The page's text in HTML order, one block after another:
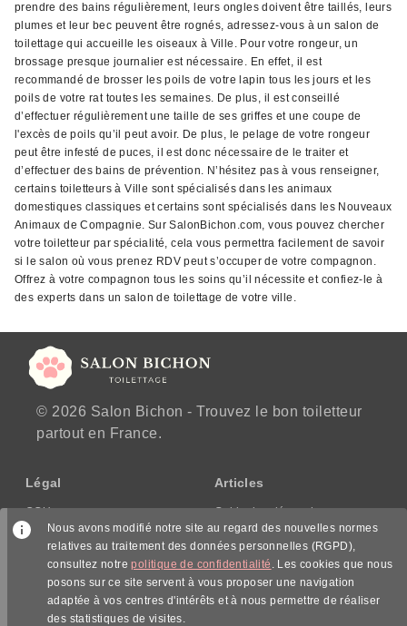
prendre des bains régulièrement, leurs ongles doivent être taillés, leurs
plumes et leur bec peuvent être rognés, adressez-vous à un salon de
toilettage qui accueille les oiseaux à Ville. Pour votre rongeur, un
brossage presque journalier est nécessaire. En effet, il est
recommandé de brosser les poils de votre lapin tous les jours et les
poils de votre rat toutes les semaines. De plus, il est conseillé
d’effectuer régulièrement une taille de ses griffes et une coupe de
l'excès de poils qu’il peut avoir. De plus, le pelage de votre rongeur
peut être infesté de puces, il est donc nécessaire de le traiter et
d’effectuer des bains de prévention. N’hésitez pas à vous renseigner,
certains toiletteurs à Ville sont spécialisés dans les animaux
domestiques classiques et certains sont spécialisés dans les Nouveaux
Animaux de Compagnie. Sur SalonBichon.com, vous pouvez chercher
votre toiletteur par spécialité, cela vous permettra facilement de savoir
si le salon où vous prenez RDV peut s’occuper de votre compagnon.
Offrez à votre compagnon tous les soins qu’il nécessite et confiez-le à
des experts dans un salon de toilettage de votre ville.
© 2026 Salon Bichon - Trouvez le bon toiletteur
partout en France.
Légal
CGU
CGV/CPPS
Politique de confidentialité
Articles
Guide des démarches
Nous suivre
Nous avons modifié notre site au regard des nouvelles normes
relatives au traitement des données personnelles (RGPD),
consultez notrepolitique de confidentialité . Les cookies que nous
posons sur ce site servent à vous proposer une navigation
adaptée à vos centres d'intérêts et à nous permettre de réaliser
des statistiques de visites.